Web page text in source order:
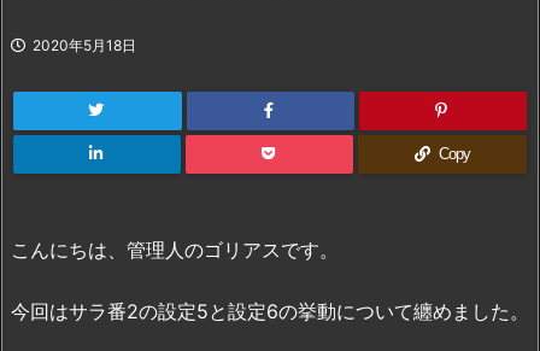
2020年5月18日
Copy
こんにちは、管理人のゴリアスです。
今回はサラ番2の設定5と設定6の挙動について纏めました。